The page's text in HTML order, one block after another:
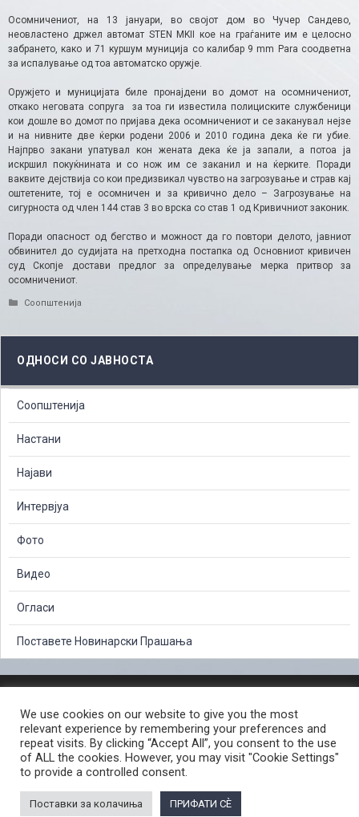
Осомничениот, на 13 јануари, во својот дом во Чучер Сандево,
неовластено држел автомат STEN MKII кое на граѓаните им е целосно
забрането, како и 71 куршум муниција со калибар 9 mm Para соодветна
за испалување од тоа автоматско оружје.
Оружјето и муницијата биле пронајдени во домот на осомничениот,
откако неговата сопруга за тоа ги известила полициските службеници
кои дошле во домот по пријава дека осомничениот и се заканувал нејзе
и на нивните две ќерки родени 2006 и 2010 година дека ќе ги убие.
Најпрво закани упатувал кон жената дека ќе ја запали, а потоа ја
искршил покуќнината и со нож им се заканил и на ќерките. Поради
ваквите дејствија со кои предизвикал чувство на загрозување и страв кај
оштетените, тој е осомничен и за кривично дело – Загрозување на
сигурноста од член 144 став 3 во врска со став 1 од Кривичниот законик.
Поради опасност од бегство и можност да го повтори делото, јавниот
обвинител до судијата на претходна постапка од Основниот кривичен
суд Скопје достави предлог за определување мерка притвор за
осомничениот.
Categories
Соопштенија
ОДНОСИ СО ЈАВНОСТА
Соопштенија
Настани
Најави
Интервјуа
Фото
Видео
Огласи
Поставете Новинарски Прашања
СЛОБОДЕН ПРИСТАП ДО ИНФОРМАЦИИ ОД ЈАВЕН КАРАКТЕР
ПОСТАПКА ЗА ПРИЈАВА НА КРИВИЧНО ДЕЛО
КОРИСНИ ЛИНКОВИ
ПОЛИТИКА ЗА ПРИВАТНОСТ ВЕБ СТРАНИЦА
© 2026 ЈАВНО ОБВИНИТЕЛСТВО НА РЕПУБЛИКА СЕВЕРНА МАКЕДОНИЈА •
We use cookies on our website to give you the most
relevant experience by remembering your preferences and
repeat visits. By clicking “Accept All”, you consent to the use
of ALL the cookies. However, you may visit "Cookie Settings"
to provide a controlled consent.
Поставки за колачиња ПРИФАТИ СÈ